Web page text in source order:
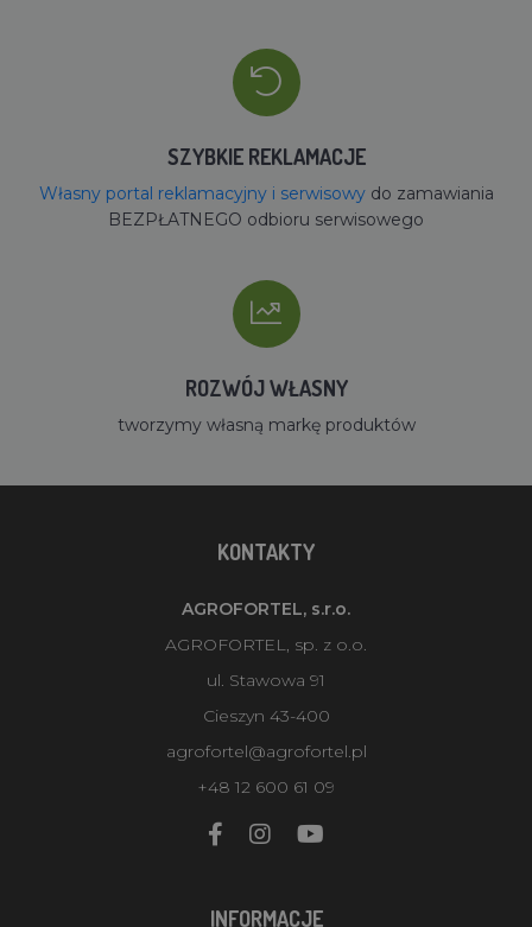
SZYBKIE REKLAMACJE
Własny portal reklamacyjny i serwisowydo zamawiania
BEZPŁATNEGO odbioru serwisowego
ROZWÓJ WŁASNY
tworzymy własną markę produktów
KONTAKTY
AGROFORTEL, s.r.o.
AGROFORTEL, sp. z o.o.
ul. Stawowa 91
Cieszyn 43-400
agrofortel@agrofortel.pl
+48 12 600 61 09
INFORMACJE